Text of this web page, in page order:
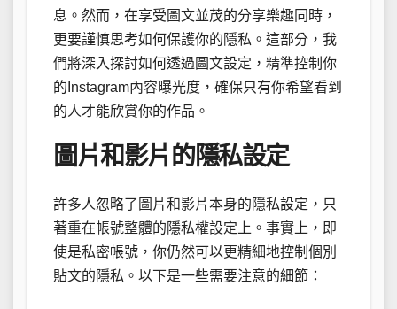
息。然而，在享受圖文並茂的分享樂趣同時，
更要謹慎思考如何保護你的隱私。這部分，我
們將深入探討如何透過圖文設定，精準控制你
的Instagram內容曝光度，確保只有你希望看到
的人才能欣賞你的作品。
圖片和影片的隱私設定
許多人忽略了圖片和影片本身的隱私設定，只
著重在帳號整體的隱私權設定上。事實上，即
使是私密帳號，你仍然可以更精細地控制個別
貼文的隱私。以下是一些需要注意的細節：